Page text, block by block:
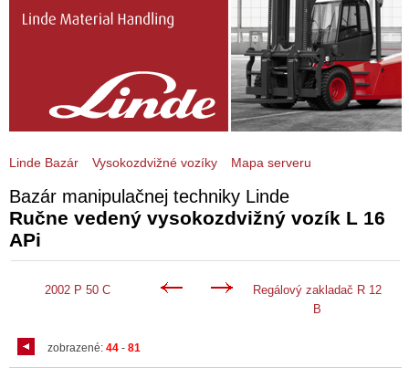
Bazár manipulačnej techniky Linde
Ručne vedený vysokozdvižný vozík L 16
APi
2002 P 50 C
Regálový zakladač R 12
B
zobrazené: 44- 81
Linde Bazár Vysokozdvižné vozíky Mapa serveru